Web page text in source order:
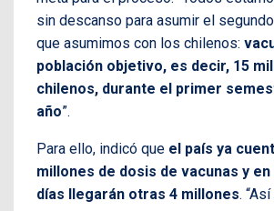
sin descanso para asumir el
que asumimos con los chilenos:
población objetivo, es decir, 15
chilenos, durante el primer
año”.
Para ello, indicó que el país ya
millones de dosis de vacunas y
días llegarán otras 4 millones.